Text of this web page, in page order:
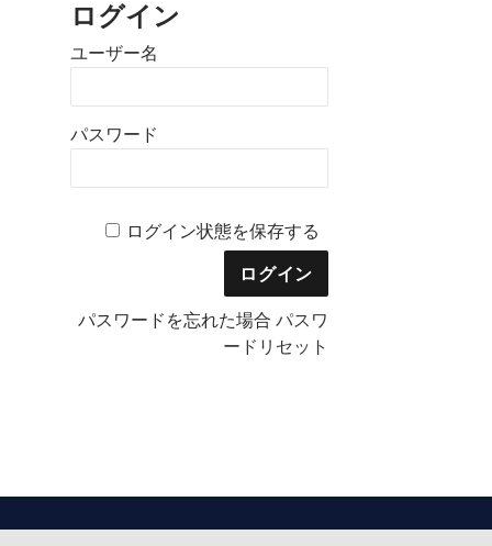
ログイン
ユーザー名
パスワード
ログイン状態を保存する
パスワードを忘れた場合パスワ
ードリセット